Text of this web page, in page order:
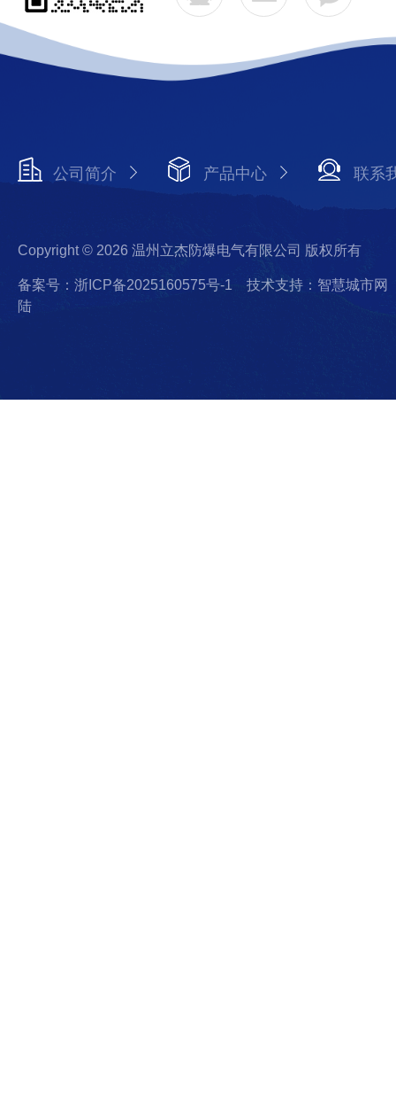
公司简介 产品中心 联系
Copyright © 2026 温州立杰防爆电气有限公司 版权所有
备案号：浙ICP备2025160575号-1
技术支持：智慧城市网
陆